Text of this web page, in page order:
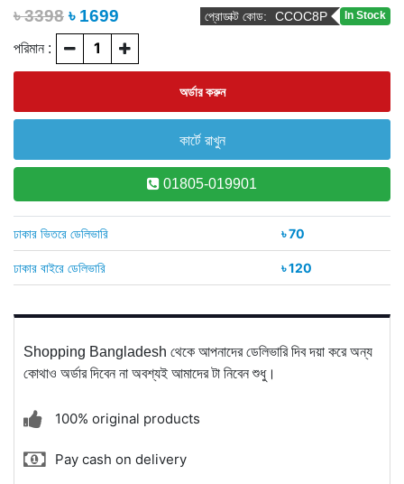
৳ 3398 ৳ 1699 প্রোডাক্ট কোড: CCOC8P In Stock
পরিমান :
01805-019901
ঢাকার ভিতরে ডেলিভারি ৳ 70
ঢাকার বাইরে ডেলিভারি ৳ 120
Shopping Bangladesh থেকে আপনাদের ডেলিভারি দিব দয়া করে অন্য
কোথাও অর্ডার দিবেন না অবশ্যই আমাদের টা নিবেন শুধু।
100% original products
Pay cash on delivery